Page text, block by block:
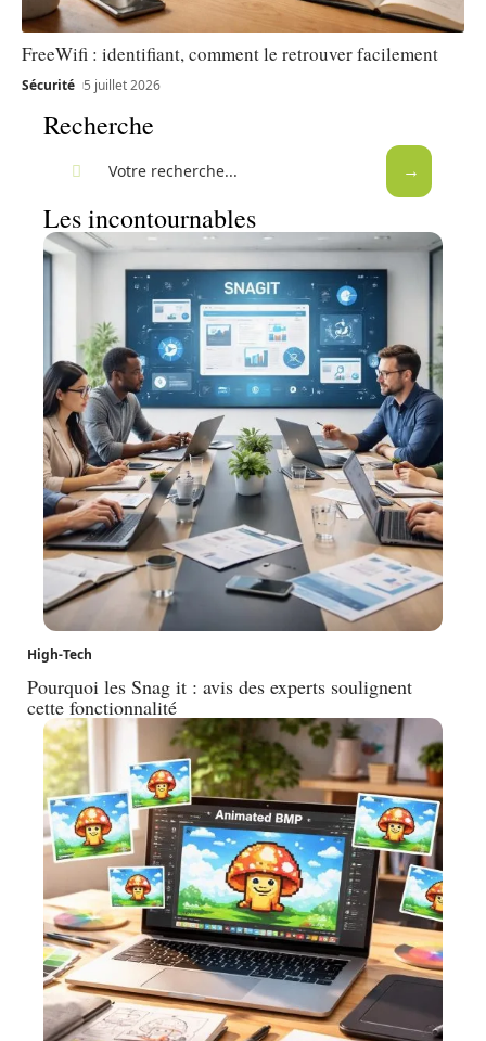
FreeWifi : identifiant, comment le retrouver facilement
Sécurité 5 juillet 2026
Recherche
Les incontournables
High-Tech
Pourquoi les Snag it : avis des experts soulignent
cette fonctionnalité